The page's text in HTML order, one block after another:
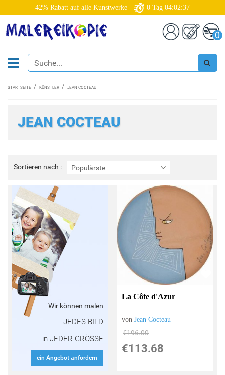
42% Rabatt auf alle Kunstwerke 0 Tag 04:02:37
0
STARTSEITE KÜNSTLER JEAN COCTEAU
JEAN COCTEAU
Sortieren nach : Populärste
Sortieren
nach
Wir können malen
JEDES BILD
in JEDER GRÖSSE
ein Angebot anfordern
La Côte d'Azur
vonJean Cocteau
€196.00
€113.68